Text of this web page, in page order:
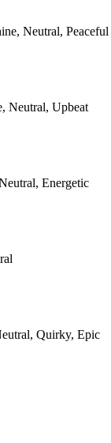
Neutral, Peaceful
Neutral, Upbeat
Energetic
Quirky, Epic